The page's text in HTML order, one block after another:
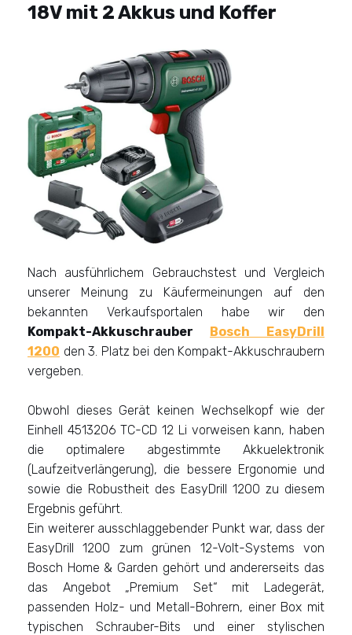
18V mit 2 Akkus und Koffer
Nach ausführlichem Gebrauchstest und Vergleich
unserer Meinung zu Käufermeinungen auf den
bekannten Verkaufsportalen habe wir den
Kompakt-Akkuschrauber Bosch EasyDrill
1200 den 3. Platz bei den Kompakt-Akkuschraubern
vergeben.
Obwohl dieses Gerät keinen Wechselkopf wie der
Einhell 4513206 TC-CD 12 Li vorweisen kann, haben
die optimalere abgestimmte Akkuelektronik
(Laufzeitverlängerung), die bessere Ergonomie und
sowie die Robustheit des EasyDrill 1200 zu diesem
Ergebnis geführt.
Ein weiterer ausschlaggebender Punkt war, dass der
EasyDrill 1200 zum grünen 12-Volt-Systems von
Bosch Home & Garden gehört und andererseits das
das Angebot „Premium Set“ mit Ladegerät,
passenden Holz- und Metall-Bohrern, einer Box mit
typischen Schrauber-Bits und einer stylischen